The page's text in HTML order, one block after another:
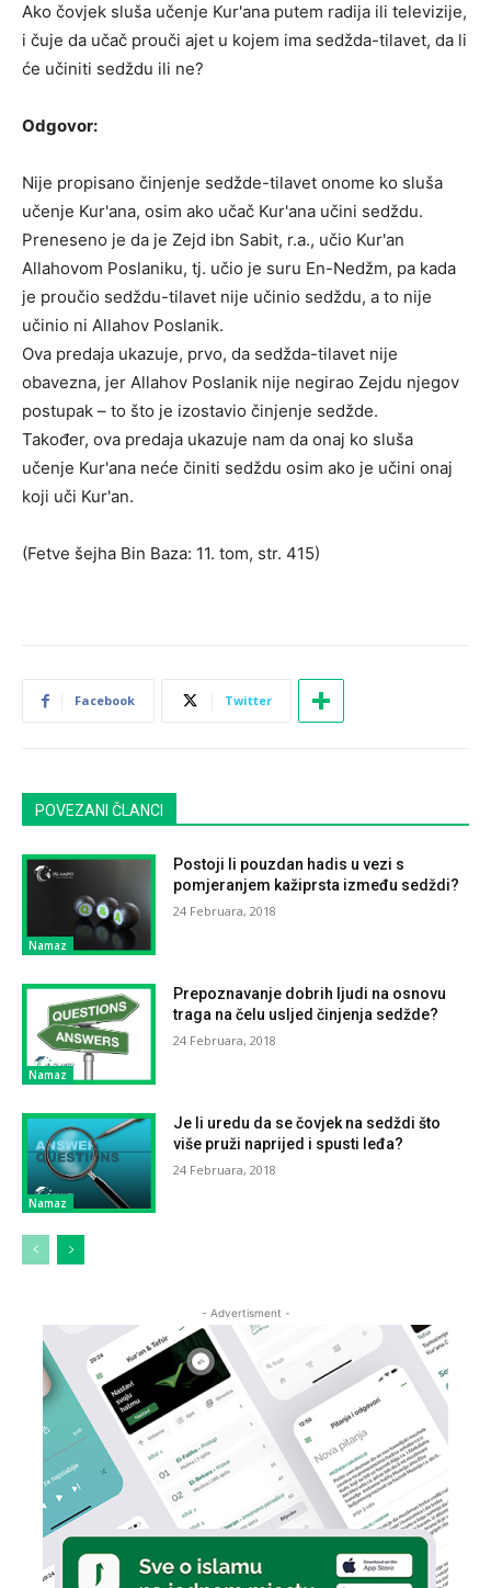
Ako čovjek sluša učenje Kur'ana putem radija ili televizije,
i čuje da učač prouči ajet u kojem ima sedžda-tilavet, da li
će učiniti sedždu ili ne?
Odgovor:
Nije propisano činjenje sedžde-tilavet onome ko sluša
učenje Kur'ana, osim ako učač Kur'ana učini sedždu.
Preneseno je da je Zejd ibn Sabit, r.a., učio Kur'an
Allahovom Poslaniku, tj. učio je suru En-Nedžm, pa kada
je proučio sedždu-tilavet nije učinio sedždu, a to nije
učinio ni Allahov Poslanik.
Ova predaja ukazuje, prvo, da sedžda-tilavet nije
obavezna, jer Allahov Poslanik nije negirao Zejdu njegov
postupak – to što je izostavio činjenje sedžde.
Također, ova predaja ukazuje nam da onaj ko sluša
učenje Kur'ana neće činiti sedždu osim ako je učini onaj
koji uči Kur'an.
(Fetve šejha Bin Baza: 11. tom, str. 415)
Facebook Twitter
POVEZANI ČLANCI
Namaz
Postoji li pouzdan hadis u vezi s
pomjeranjem kažiprsta između sedždi?
24 Februara, 2018
Namaz
Prepoznavanje dobrih ljudi na osnovu
traga na čelu usljed činjenja sedžde?
24 Februara, 2018
Namaz
Je li uredu da se čovjek na sedždi što
više pruži naprijed i spusti leđa?
24 Februara, 2018
- Advertisment -